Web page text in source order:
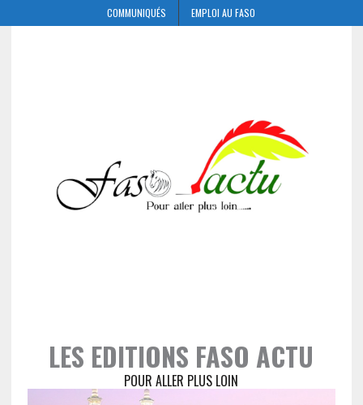
COMMUNIQUÉS EMPLOI AU FASO
LES EDITIONS FASO ACTU
POUR ALLER PLUS LOIN